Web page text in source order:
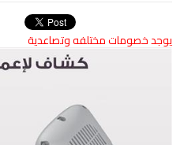
يوجد خصومات مختلفه وتصاعدية